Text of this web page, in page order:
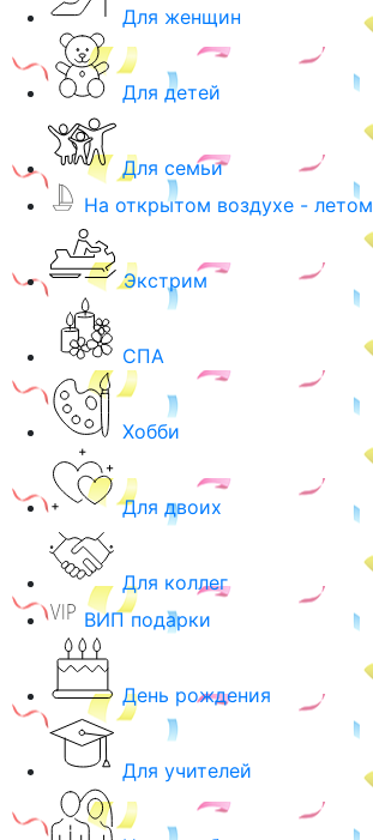
Для женщин
Для детей
Для семьи
На открытом воздухе - летом
Экстрим
СПА
Хобби
Для двоих
Для коллег
ВИП подарки
День рождения
Для учителей